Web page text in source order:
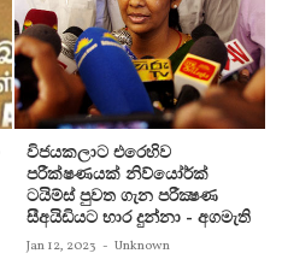
විජයකලාට එරෙහිව
පරීක්‌ෂණයක්‌ නිව්යෝර්ක්‌
ටයිම්ස්‌ පුවත ගැන පරීක්‍ෂණ
සීඅයිඩියට භාර දුන්නා - අගමැති
Jan 12, 2023 - Unknown